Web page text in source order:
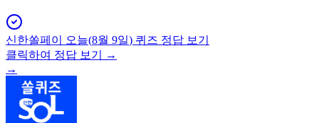
신한쏠페이 오늘(8월 9일) 퀴즈 정답 보기
클릭하여 정답 보기 →
→